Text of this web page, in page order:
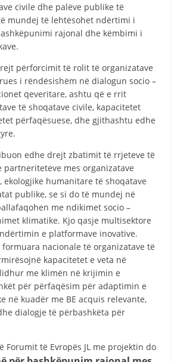
civile dhe palëve publike të
mundej të lehtësohet ndërtimi i
rajonal dhe këmbimi i
përforcimit të rolit të organizatave
i rëndësishëm në dialogun socio –
qeveritare, ashtu që e rrit
të shoqatave civile, kapacitetet
përfaqësuese, dhe gjithashtu edhe
edhe drejt zbatimit të rrjeteve të
mes organizatave
ekologjike humanitare të shoqatave
publike, se si do të mundej në
me ndikimet socio –
klimatike. Kjo qasje multisektore
e platformave inovative.
nacionale të organizatave të
kapacitetet e veta në
me klimën në krijimin e
për përfaqësim për adaptimin e
në kuadër me BE acquis relevante,
dialogje të përbashkëta për
Forumit të Evropës JL me projektin do